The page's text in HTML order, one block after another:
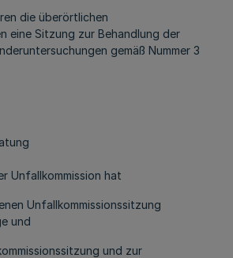
die überörtlichen
eine Sitzung zur Behandlung der
gemäß Nummer 3
Unfallkommission hat
Unfallkommissionssitzung
und
und zur